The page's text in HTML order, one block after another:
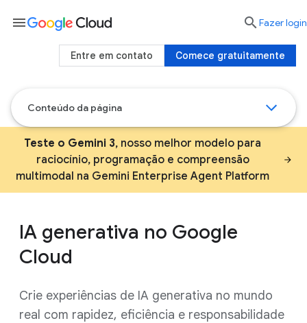
Conteúdo da página
Teste o Gemini 3, nosso melhor modelo para
raciocínio, programação e compreensão
multimodal na Gemini Enterprise Agent Platform
IA generativa no Google
Cloud
Crie experiências de IA generativa no mundo
real com rapidez, eficiência e responsabilidade
menu  Fazer login
Comece gratuitamente
Entre em contato